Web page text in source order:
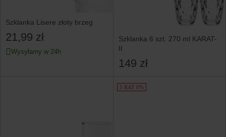
Szklanka Lisere złoty brzeg
21,99 zł
Wysyłamy w 24h
Szklanka 6 szt. 270 ml KARAT-
II
149 zł
5 RAT 0%